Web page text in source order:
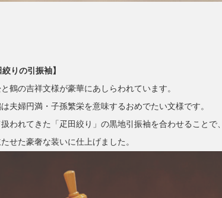
りの引振袖】
鶴の吉祥文様が豪華にあしらわれています。
夫婦円満・子孫繁栄を意味するおめでたい文様です。
われてきた「疋田絞り」の黒地引振袖を合わせることで、
せた豪奢な装いに仕上げました。